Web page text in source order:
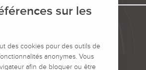
sur les
des cookies pour des outils de
anonymes. Vous
afin de bloquer ou être